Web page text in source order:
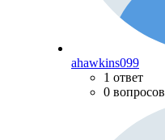
ahawkins099
1 ответ
0 вопросов